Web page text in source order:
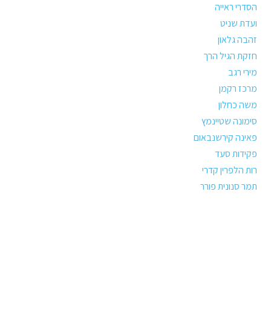
הסדרי ראייה
ועדת שניט
זהבה גלאון
חזקת הגיל הרך
מירי רגב
מרכז רקמן
משה כחלון
סימונה שטיינמץ
פאינה קירשנבאום
פקידות סעד
רות הלפרין קדרי
תמר סנונית פורר